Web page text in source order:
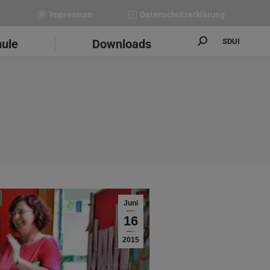
Downloads Search:SDUI
Juni
16
2015